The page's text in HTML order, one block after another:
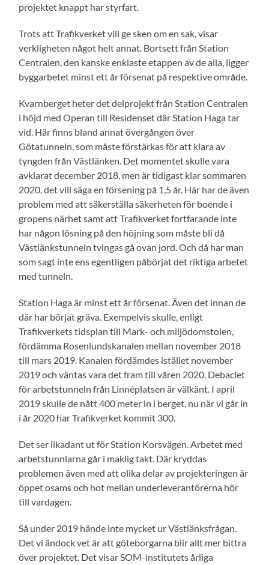
projektet knappt har styrfart.
Trots att Trafikverket vill ge sken om en sak, visar
verkligheten något helt annat. Bortsett från Station
Centralen, den kanske enklaste etappen av de alla, ligger
byggarbetet minst ett år försenat på respektive område.
Kvarnberget heter det delprojekt från Station Centralen
i höjd med Operan till Residenset där Station Haga tar
vid. Här finns bland annat övergången över
Götatunneln, som måste förstärkas för att klara av
tyngden från Västlänken. Det momentet skulle vara
avklarat december 2018, men är tidigast klar sommaren
2020, det vill säga en försening på 1,5 år. Här har de även
problem med att säkerställa säkerheten för boende i
gropens närhet samt att Trafikverket fortfarande inte
har någon lösning på den höjning som måste bli då
Västlänkstunneln tvingas gå ovan jord. Och då har man
som sagt inte ens egentligen påbörjat det riktiga arbetet
med tunneln.
Station Haga är minst ett år försenat. Även det innan de
där har börjat gräva. Exempelvis skulle, enligt
Trafikverkets tidsplan till Mark- och miljödomstolen,
fördämma Rosenlundskanalen mellan november 2018
till mars 2019. Kanalen fördämdes istället november
2019 och väntas vara det fram till våren 2020. Debaclet
för arbetstunneln från Linnéplatsen är välkänt. I april
2019 skulle de nått 400 meter in i berget, nu när vi går in
i år 2020 har Trafikverket kommit 300.
Det ser likadant ut för Station Korsvägen. Arbetet med
arbetstunnlarna går i maklig takt. Där kryddas
problemen även med att olika delar av projekteringen är
öppet osams och hot mellan underleverantörerna hör
till vardagen.
Så under 2019 hände inte mycket ur Västlänksfrågan.
Det vi ändock vet är att göteborgarna blir allt mer bittra
över projektet. Det visar SOM-institutets årliga